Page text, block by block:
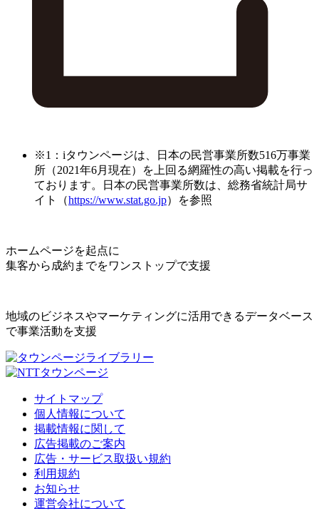
※1：iタウンページは、日本の民営事業所数516万事業
所（2021年6月現在）を上回る網羅性の高い掲載を行っ
ております。日本の民営事業所数は、総務省統計局サ
イト（https://www.stat.go.jp）を参照
ホームページを起点に
集客から成約までをワンストップで支援
地域のビジネスやマーケティングに活用できるデータベース
で事業活動を支援
サイトマップ
個人情報について
掲載情報に関して
広告掲載のご案内
広告・サービス取扱い規約
利用規約
お知らせ
運営会社について